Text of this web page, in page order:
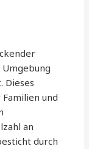
Dieses
und
an
durch